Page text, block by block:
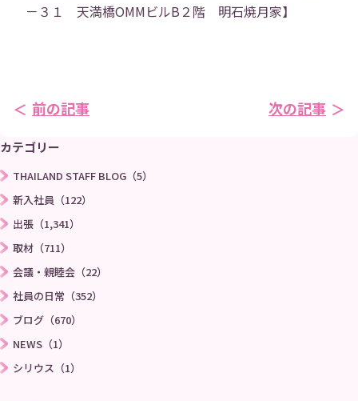
－３１ 天満橋OMMビルB２階 明石焼月家】
前の記事 次の記事
カテゴリー
THAILAND STAFF BLOG（5）
新入社員（122）
出張（1,341）
取材（711）
会議・親睦会（22）
社員の日常（352）
ブログ（670）
NEWS（1）
シリウス（1）